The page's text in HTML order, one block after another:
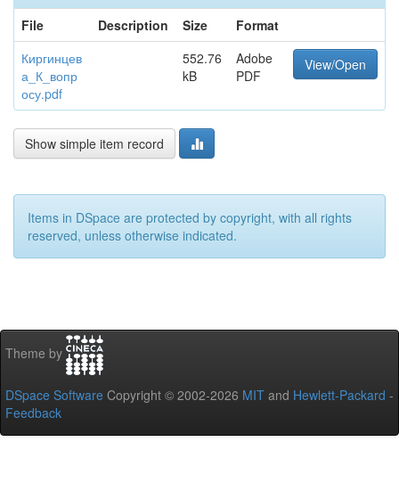
File
Description Size
Format
Киргинцев
а_К_вопр
осу.pdf
552.76
kB
Adobe
PDF
View/Open
Show simple item record
Items in DSpace are protected by copyright, with all rights
reserved, unless otherwise indicated.
Theme by
DSpace Software Copyright © 2002-2026 MIT and Hewlett-Packard -
Feedback